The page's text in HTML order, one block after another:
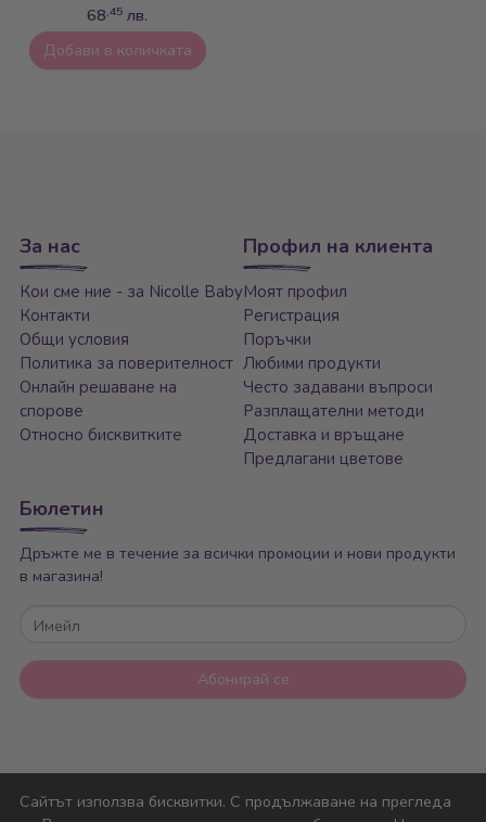
68,45 лв.
Добави в количката
Сайтът използва бисквитки. С продължаване на прегледа
За нас
Кои сме ние - за Nicolle Baby
Контакти
Общи условия
Политика за поверителност
Онлайн решаване на
спорове
Относно бисквитките
Профил на клиента
Моят профил
Регистрация
Поръчки
Любими продукти
Често задавани въпроси
Разплащателни методи
Доставка и връщане
Предлагани цветове
Бюлетин
Дръжте ме в течение за всички промоции и нови продукти
в магазина!
Имейл
Абонирай се